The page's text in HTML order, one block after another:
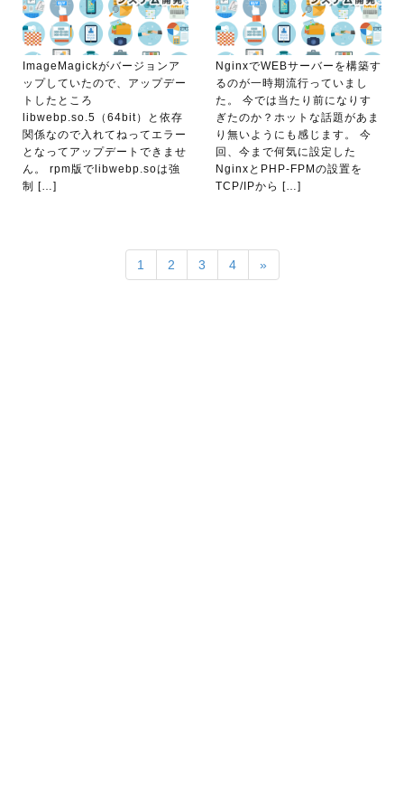
ImageMagickがバージョンア
ップしていたので、アップデー
トしたところ
libwebp.so.5（64bit）と依存
関係なので入れてねってエラー
となってアップデートできませ
ん。 rpm版でlibwebp.soは強
制 […]
NginxでWEBサーバーを構築す
るのが一時期流行っていまし
た。 今では当たり前になりす
ぎたのか？ホットな話題があま
り無いようにも感じます。 今
回、今まで何気に設定した
NginxとPHP-FPMの設置を
TCP/IPから […]
1 2 3 4 »